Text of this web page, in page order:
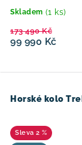
Skladem (1 ks)
99 990 Kč
173 490 Kč
Horské kolo
2 %